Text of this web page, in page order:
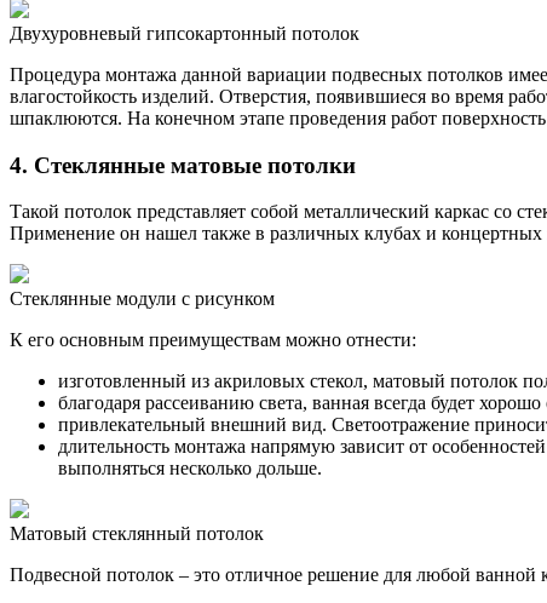
Двухуровневый гипсокартонный потолок
Процедура монтажа данной вариации подвесных потолков
влагостойкость изделий. Отверстия, появившиеся во время
шпаклюются. На конечном этапе проведения работ
4. Стеклянные матовые потолки
Такой потолок представляет собой металлический каркас со
Применение он нашел также в различных клубах и концертных
Стеклянные модули с рисунком
К его основным преимуществам можно отнести:
изготовленный из акриловых стекол, матовый потолок
благодаря рассеиванию света, ванная всегда будет
привлекательный внешний вид. Светоотражение
длительность монтажа напрямую зависит от
выполняться несколько дольше.
Матовый стеклянный потолок
Подвесной потолок – это отличное решение для любой ванной